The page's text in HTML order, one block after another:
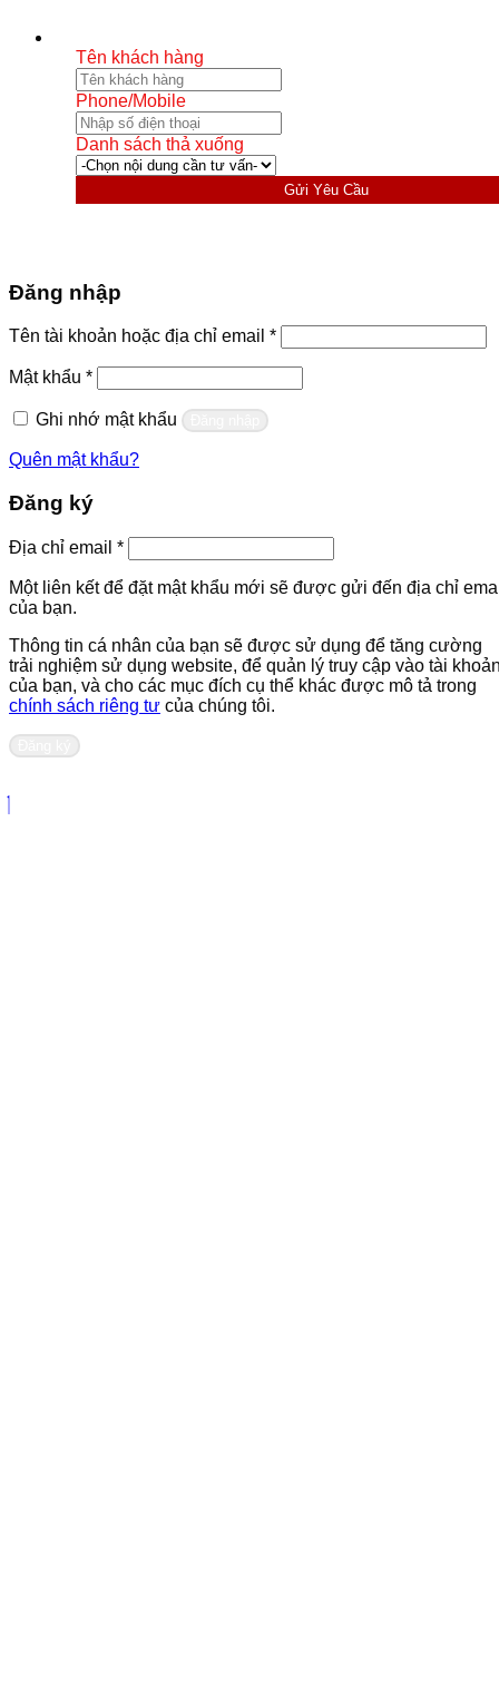
Tên khách hàng
Phone/Mobile
Danh sách thả xuống
Gửi Yêu Cầu
Đăng nhập
Tên tài khoản hoặc địa chỉ email *Bắt
buộc
Mật khẩu *Bắt
buộc
Ghi nhớ mật khẩu
Quên mật khẩu?
Đăng ký
Địa chỉ email *Bắt
buộc
Một liên kết để đặt mật khẩu mới sẽ được gửi đến địa chỉ
của bạn.
Thông tin cá nhân của bạn sẽ được sử dụng để tăng cường
trải nghiệm sử dụng website, để quản lý truy cập vào tài
của bạn, và cho các mục đích cụ thể khác được mô tả trong
chính sách riêng tư của chúng tôi.